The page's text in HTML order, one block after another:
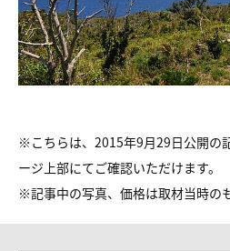
※こちらは、2015年9月29日公開の
ージ上部にてご確認いただけます。
※記事中の写真、価格は取材当時の